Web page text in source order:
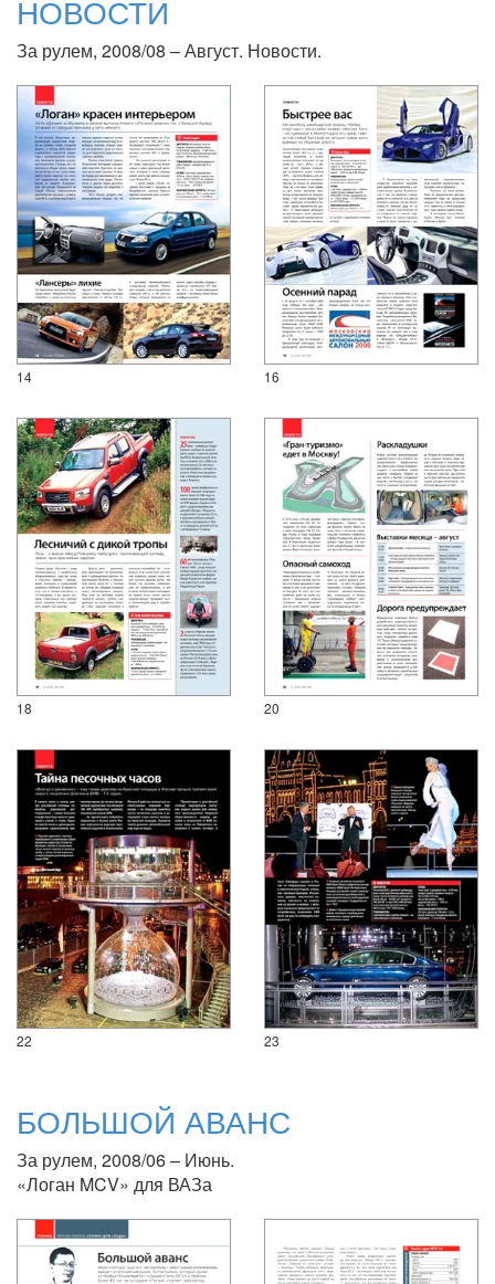
НОВОСТИ
За рулем, 2008/08 – Август. Новости.
14 16
18 20
22 23
БОЛЬШОЙ АВАНС
За рулем, 2008/06 – Июнь.
«Логан MCV» для ВАЗа